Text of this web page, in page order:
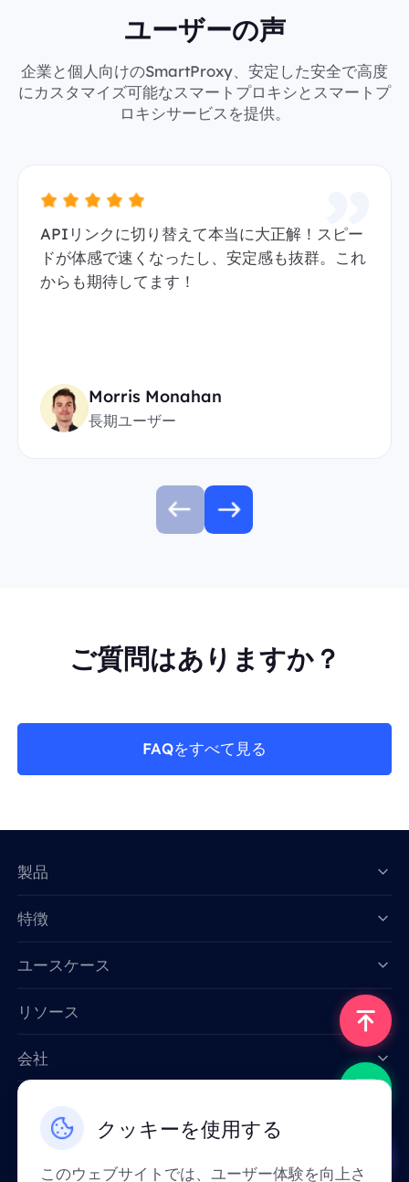
ユーザーの声
企業と個人向けのSmartProxy、安定した安全で高度
にカスタマイズ可能なスマートプロキシとスマートプ
ロキシサービスを提供。
APIリンクに切り替えて本当に大正解！スピー
ドが体感で速くなったし、安定感も抜群。これ
からも期待してます！
Morris Monahan
長期ユーザー
ご質問はありますか？
FAQをすべて見る
クッキーを使用する
このウェブサイトでは、ユーザー体験を向上さ
製品
特徴
ユースケース
リソース
会社
Email: support@smartproxy.org